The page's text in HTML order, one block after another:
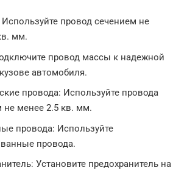
провод сечением не
мм.
провод массы к надежной
автомобиля.
провода: Используйте провода
не менее 2.5 кв. мм.
провода: Используйте
провода.
Установите предохранитель на